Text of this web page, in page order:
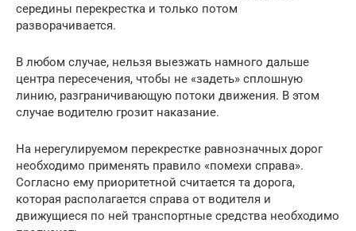
середины перекрестка и только потом
разворачивается.
В любом случае, нельзя выезжать намного дальше
центра пересечения, чтобы не «задеть» сплошную
линию, разграничивающую потоки движения. В этом
случае водителю грозит наказание.
На нерегулируемом перекрестке равнозначных дорог
необходимо применять правило «помехи справа».
Согласно ему приоритетной считается та дорога,
которая располагается справа от водителя и
движущиеся по ней транспортные средства необходимо